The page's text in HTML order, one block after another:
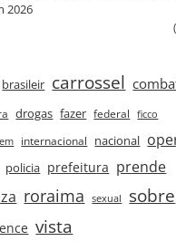
2026
brasileir carrossel
drogas fazer federal ficco
internacional nacional
policia prefeitura prende
roraima sexual sobre
vista